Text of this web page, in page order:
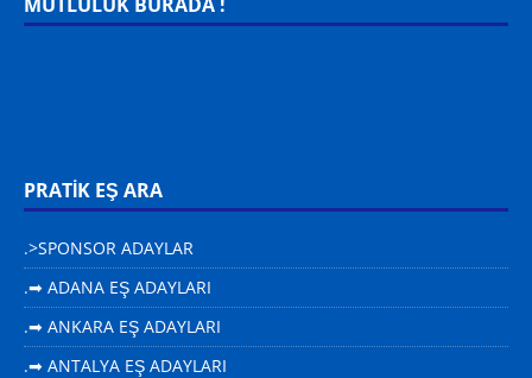
PRATİK EŞ ARA
.>SPONSOR ADAYLAR
.➡ ADANA EŞ ADAYLARI
.➡ ANKARA EŞ ADAYLARI
.➡ ANTALYA EŞ ADAYLARI